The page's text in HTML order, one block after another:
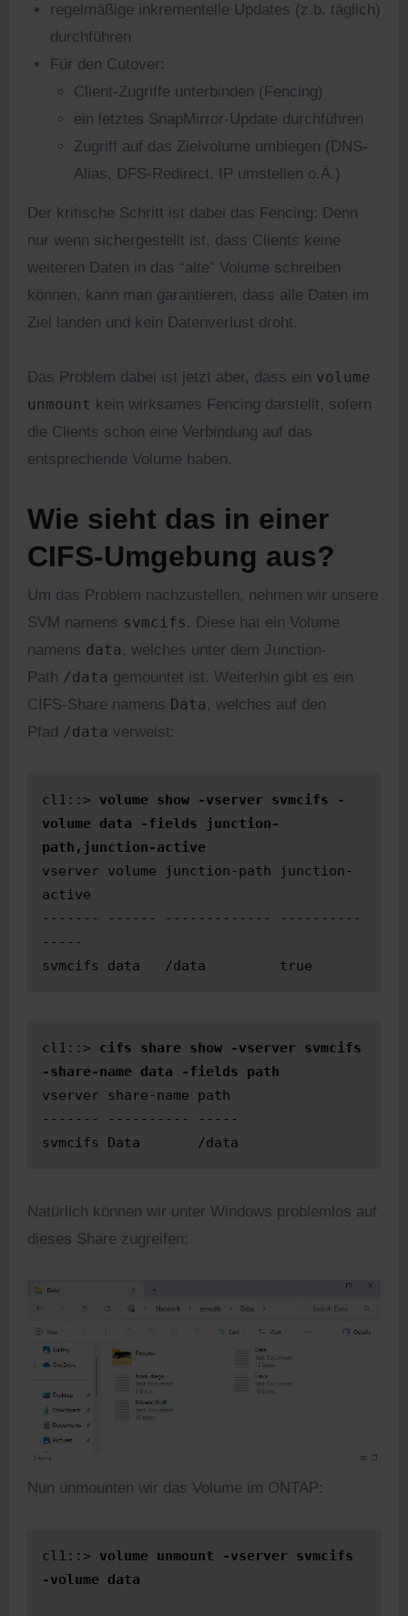
regelmäßige inkrementelle Updates (z.b. täglich)
durchführen
Für den Cutover:
Client-Zugriffe unterbinden (Fencing)
ein letztes SnapMirror-Update durchführen
Zugriff auf das Zielvolume umbiegen (DNS-
Alias, DFS-Redirect, IP umstellen o.Ä.)
Der kritische Schritt ist dabei das Fencing: Denn
nur wenn sichergestellt ist, dass Clients keine
weiteren Daten in das “alte” Volume schreiben
können, kann man garantieren, dass alle Daten im
Ziel landen und kein Datenverlust droht.
Das Problem dabei ist jetzt aber, dass ein volume
unmount kein wirksames Fencing darstellt, sofern
die Clients schon eine Verbindung auf das
entsprechende Volume haben.
Wie sieht das in einer
CIFS-Umgebung aus?
Um das Problem nachzustellen, nehmen wir unsere
SVM namens svmcifs . Diese hat ein Volume
namens data , welches unter dem Junction-
Path /data gemountet ist. Weiterhin gibt es ein
CIFS-Share namens Data , welches auf den
Pfad /data verweist:
cl1::> volume show -vserver svmcifs -
volume data -fields junction-
path,junction-active
vserver volume junction-path junction-
active
------- ------ ------------- ----------
-----
svmcifs data   /data         true
cl1::> cifs share show -vserver svmcifs
-share-name data -fields path
vserver share-name path
------- ---------- -----
svmcifs Data       /data
Natürlich können wir unter Windows problemlos auf
dieses Share zugreifen:
Nun unmounten wir das Volume im ONTAP:
cl1::> volume unmount -vserver svmcifs
-volume data